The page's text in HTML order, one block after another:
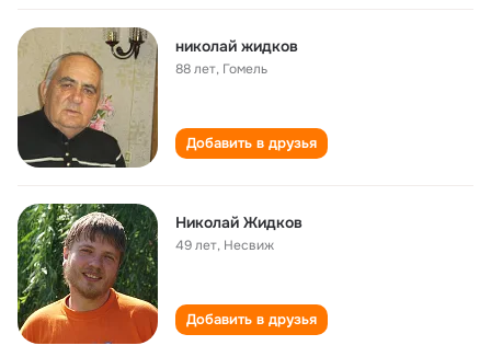
николай жидков
88 лет, Гомель
Добавить в друзья
Николай Жидков
49 лет, Несвиж
Добавить в друзья